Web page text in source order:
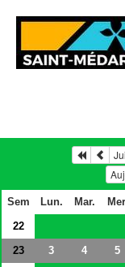
Sem Lun. Mar.
22
23
3 4 5